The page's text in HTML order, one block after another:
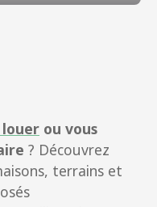
ou vous
? Découvrez
terrains et